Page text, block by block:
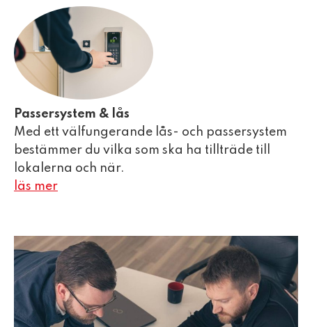
Passersystem & lås
Med ett välfungerande lås- och passersystem
bestämmer du vilka som ska ha tillträde till
lokalerna och när.
läs mer